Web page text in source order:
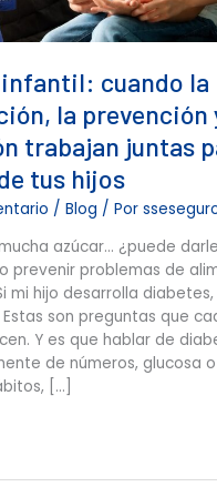
cuando la
la prevención
trabajan juntas
tus hijos
/Blog / Por
azúcar… ¿puede
prevenir problemas de
mi hijo desarrolla
son preguntas que
Y es que hablar de
de números, glucosa
[…]